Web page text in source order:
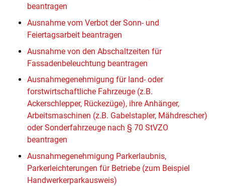
beantragen
Ausnahme vom Verbot der Sonn- und
Feiertagsarbeit beantragen
Ausnahme von den Abschaltzeiten für
Fassadenbeleuchtung beantragen
Ausnahmegenehmigung für land- oder
forstwirtschaftliche Fahrzeuge (z.B.
Ackerschlepper, Rückezüge), ihre Anhänger,
Arbeitsmaschinen (z.B. Gabelstapler, Mähdrescher)
oder Sonderfahrzeuge nach § 70 StVZO
beantragen
Ausnahmegenehmigung Parkerlaubnis,
Parkerleichterungen für Betriebe (zum Beispiel
Handwerkerparkausweis)